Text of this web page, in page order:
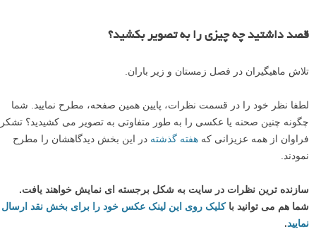
دوربین: Canon eos 650d
سرعت شاتر: ۱/۵۰sec
فاصله کانونی: ۷۵mm
عکاس:
قصد داشتید چه چیزی را به تصویر بکشید؟